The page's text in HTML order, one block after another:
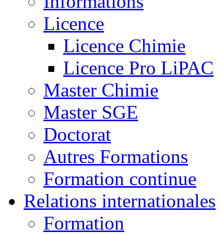
Licence
Licence Chimie
Licence Pro LiPAC
Master Chimie
Master SGE
Doctorat
Autres Formations
Formation continue
Relations internationales
Formation